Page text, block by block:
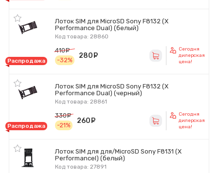
Лоток SIM для MicroSD Sony F8132 (X
Performance Dual) (белый)
Код товара: 28860
Распродажа
410
руб.
-32%
280
Сегодня
дилерская
цена!
Лоток SIM для MicroSD Sony F8132 (X
Performance Dual) (черный)
Код товара: 28861
Распродажа
330
-21%
260
Сегодня
дилерская
цена!
Лоток SIM для для/MicroSD Sony F8131 (X
Performancel) (белый)
Код товара: 27891